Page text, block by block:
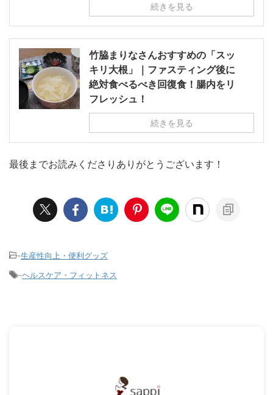
続きを見る
竹脇まりなさんおすすめの「スッ
キリ大根」｜ファスティング後に
絶対食べるべき回復食！腸内をリ
フレッシュ！
続きを見る
最後までお読みくださりありがとうございます！
-生産性向上・便利グッズ
-ヘルスケア・フィットネス